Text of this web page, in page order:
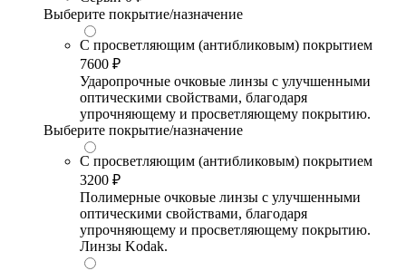
Выберите покрытие/назначение
С просветляющим (антибликовым) покрытием
7600 ₽
Ударопрочные очковые линзы с улучшенными
оптическими свойствами, благодаря
упрочняющему и просветляющему покрытию.
Выберите покрытие/назначение
С просветляющим (антибликовым) покрытием
3200 ₽
Полимерные очковые линзы с улучшенными
оптическими свойствами, благодаря
упрочняющему и просветляющему покрытию.
Линзы Kodak.